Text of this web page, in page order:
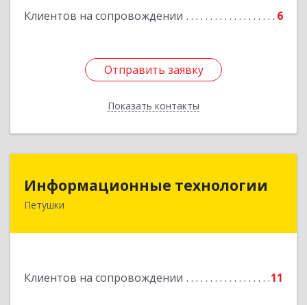
Клиентов на сопровождении 6
Отправить заявку
Показать контакты
Отправить заявку
Назад
Информационные технологии
Петушки
Клиентов на сопровождении 11
Информационные технологии